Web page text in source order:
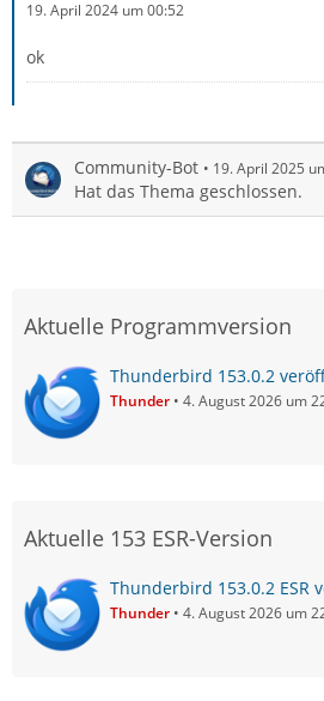
19. April 2024 um 00:52
ok
Community-Bot 19. April 2025
Hat das Thema geschlossen.
Aktuelle Programmversion
Thunderbird 153.0.2
Thunder 4. August 2026 um
Aktuelle 153 ESR-Version
Thunderbird 153.0.2 ESR
Thunder 4. August 2026 um